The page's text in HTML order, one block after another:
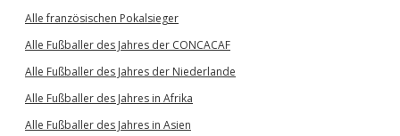
Alle französischen Pokalsieger
Alle Fußballer des Jahres der CONCACAF
Alle Fußballer des Jahres der Niederlande
Alle Fußballer des Jahres in Afrika
Alle Fußballer des Jahres in Asien